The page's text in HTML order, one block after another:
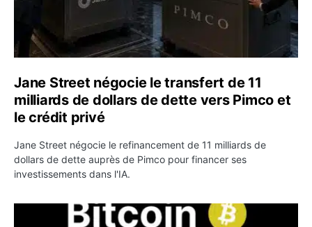
Jane Street négocie le transfert de 11
milliards de dollars de dette vers Pimco et
le crédit privé
Jane Street négocie le refinancement de 11 milliards de
dollars de dette auprès de Pimco pour financer ses
investissements dans l'IA.
Bitcoin stagne à 64 000 dollars pendant que les